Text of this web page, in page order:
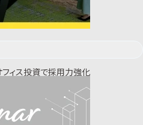
フィス投資で採用力強化